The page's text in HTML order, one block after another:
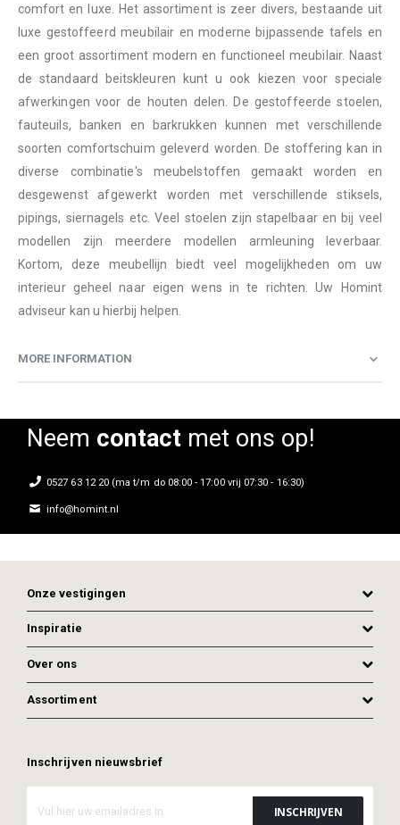
comfort en luxe. Het assortiment is zeer divers, bestaande uit
luxe gestoffeerd meubilair en moderne bijpassende tafels en
een groot assortiment modern en functioneel meubilair. Naast
de standaard beitskleuren kunt u ook kiezen voor speciale
afwerkingen voor de houten delen. De gestoffeerde stoelen,
fauteuils, banken en barkrukken kunnen met verschillende
soorten comfortschuim geleverd worden. De stoffering kan in
diverse combinatie's meubelstoffen gemaakt worden en
desgewenst afgewerkt worden met verschillende stiksels,
pipings, siernagels etc. Veel stoelen zijn stapelbaar en bij veel
modellen zijn meerdere modellen armleuning leverbaar.
Kortom, deze meubellijn biedt veel mogelijkheden om uw
interieur geheel naar eigen wens in te richten. Uw Homint
adviseur kan u hierbij helpen.
MORE INFORMATION
Neem contactmet ons op!
0527 63 12 20 (ma t/m do 08:00 - 17:00 vrij 07:30 - 16:30)
info@homint.nl
Onze vestigingen
Inspiratie
Over ons
Assortiment
Inschrijven nieuwsbrief